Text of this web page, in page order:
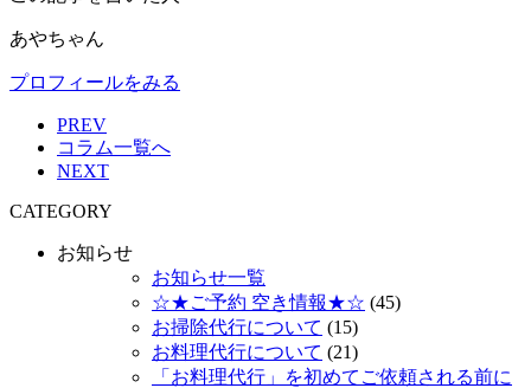
あやちゃん
プロフィールをみる
PREV
コラム一覧へ
NEXT
CATEGORY
お知らせ
お知らせ一覧
☆★ご予約 空き情報★☆ (45)
お掃除代行について (15)
お料理代行について (21)
「お料理代行」を初めてご依頼される前に